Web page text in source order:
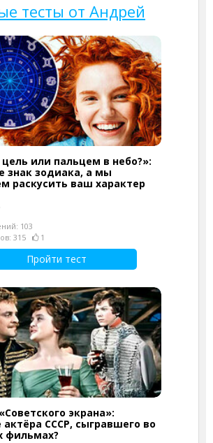
тесты от Андрей
или пальцем в небо?»:
знак зодиака, а мы
раскусить ваш характер
103
315
1
Пройти тест
экрана»:
актёра СССР, сыгравшего во
фильмах?